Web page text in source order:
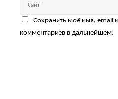
Сохранить моё имя, email
комментариев в дальнейшем.